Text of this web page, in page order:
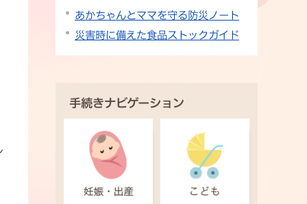
あかちゃんとママを守る防災ノート
災害時に備えた食品ストックガイド
手続きナビゲーション